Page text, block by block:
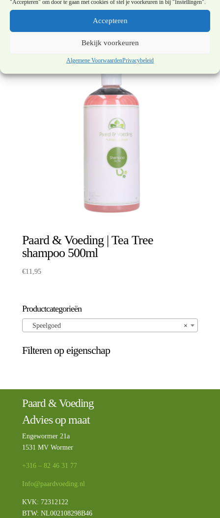
"Accepteren" om door te gaan met cookies of stel je voorkeuren in bij "Instellingen".
Accepteren
Bekijk voorkeuren
Algemene VoorwaardenPrivacybeleid
Paard & Voeding | Tea Tree
shampoo 500ml
€11,95
Productcategorieën
×
Speelgoed
Filteren op eigenschap
Paard & Voeding
Advies op maat
Engewormer 21a
1531 MV Wormer
+316 – 82 46 31 77
Info@paardvoeding.nl
KVK: 72312122
BTW: NL002108298B46